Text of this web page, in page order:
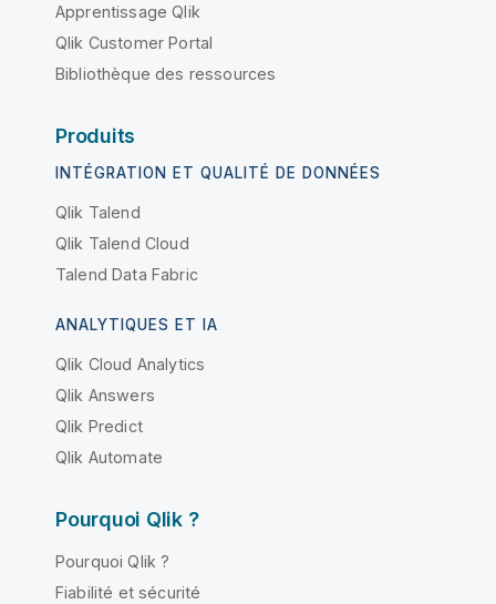
Apprentissage Qlik
Qlik Customer Portal
Bibliothèque des ressources
Produits
INTÉGRATION ET QUALITÉ DE DONNÉES
Qlik Talend
Qlik Talend Cloud
Talend Data Fabric
ANALYTIQUES ET IA
Qlik Cloud Analytics
Qlik Answers
Qlik Predict
Qlik Automate
Pourquoi Qlik ?
Pourquoi Qlik ?
Fiabilité et sécurité